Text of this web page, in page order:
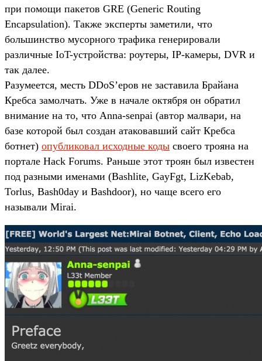
при помощи пакетов GRE (Generic Routing
Encapsulation). Также эксперты заметили, что
большинство мусорного трафика генерировали
различные IoT-устройства: роутеры, IP-камеры, DVR и
так далее.
Разумеется, месть DDoS’еров не заставила Брайана
Кребса замолчать. Уже в начале октября он обратил
внимание на то, что Anna-senpai (автор малвари, на
базе которой был создан атаковавший сайт Кребса
ботнет) опубликовал исходные коды своего трояна на
портале Hack Forums. Раньше этот троян был известен
под разными именами (Bashlite, GayFgt, LizKebab,
Torlus, Bash0day и Bashdoor), но чаще всего его
называли Mirai.